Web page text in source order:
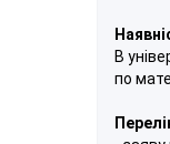
В
по